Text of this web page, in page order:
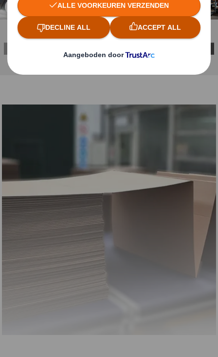
Klik om de afbeelding te vergroten